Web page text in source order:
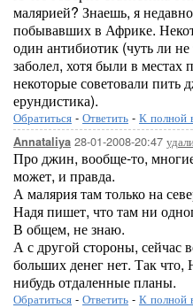
малярией? Знаешь, я
побывавших в Африке.
один антибиотик (чуть ли
заболел, хотя были в
некоторые советовали пить
ерундистика).
Обратиться - Ответить - К полной
Annataliya 28-01-2008-20:47
Про джин, вообще-то,
может, и правда.
А малярия там только на
Надя пишет, что там ни
В общем, не знаю.
А с другой стороны, сейчас
больших денег нет. Так что,
нибудь отдаленные планы.
Обратиться - Ответить - К полной